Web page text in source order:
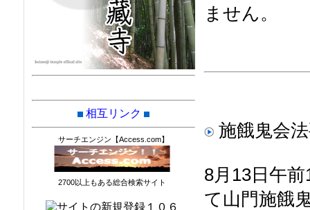
ません。
施
8月13日午
て山門施餓
相互リンク
サーチエンジン【Access.com】
2700以上もある総合検索サイト